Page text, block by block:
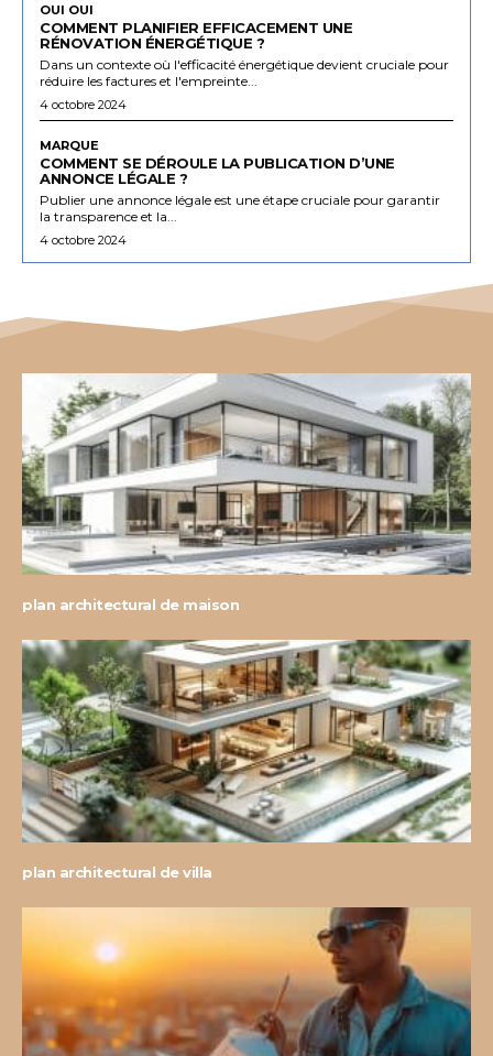
OUI OUI
COMMENT PLANIFIER EFFICACEMENT UNE
RÉNOVATION ÉNERGÉTIQUE ?
Dans un contexte où l'efficacité énergétique devient cruciale pour
réduire les factures et l'empreinte...
4 octobre 2024
MARQUE
COMMENT SE DÉROULE LA PUBLICATION D’UNE
ANNONCE LÉGALE ?
Publier une annonce légale est une étape cruciale pour garantir
la transparence et la...
4 octobre 2024
plan architectural de maison
plan architectural de villa